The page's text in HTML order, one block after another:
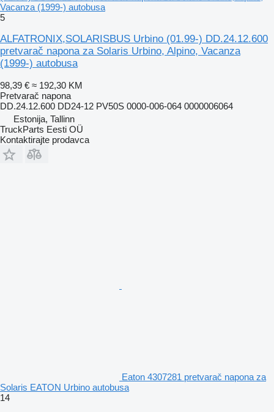
Vacanza (1999-) autobusa
5
ALFATRONIX,SOLARISBUS Urbino (01.99-) DD.24.12.600
pretvarač napona za Solaris Urbino, Alpino, Vacanza
(1999-) autobusa
98,39 € ≈ 192,30 KM
Pretvarač napona
DD.24.12.600 DD24-12 PV50S 0000-006-064 0000006064
Estonija, Tallinn
TruckParts Eesti OÜ
Kontaktirajte prodavca
Eaton 4307281 pretvarač napona za
Solaris EATON Urbino autobusa
14